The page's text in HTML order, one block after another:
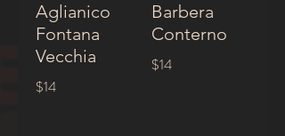
Aglianico
Fontana
Vecchia
$14
Barbera
Conterno
$14